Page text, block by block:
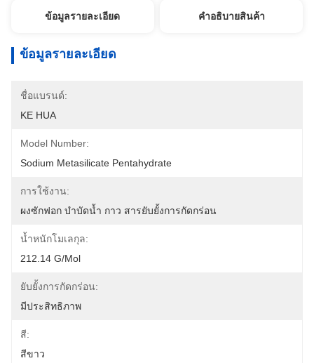
ข้อมูลรายละเอียด คําอธิบายสินค้า
ข้อมูลรายละเอียด
ชื่อแบรนด์:
KE HUA
Model Number:
Sodium Metasilicate Pentahydrate
การใช้งาน:
ผงซักฟอก บำบัดน้ำ กาว สารยับยั้งการกัดกร่อน
น้ำหนักโมเลกุล:
212.14 G/mol
ยับยั้งการกัดกร่อน:
มีประสิทธิภาพ
สี:
สีขาว